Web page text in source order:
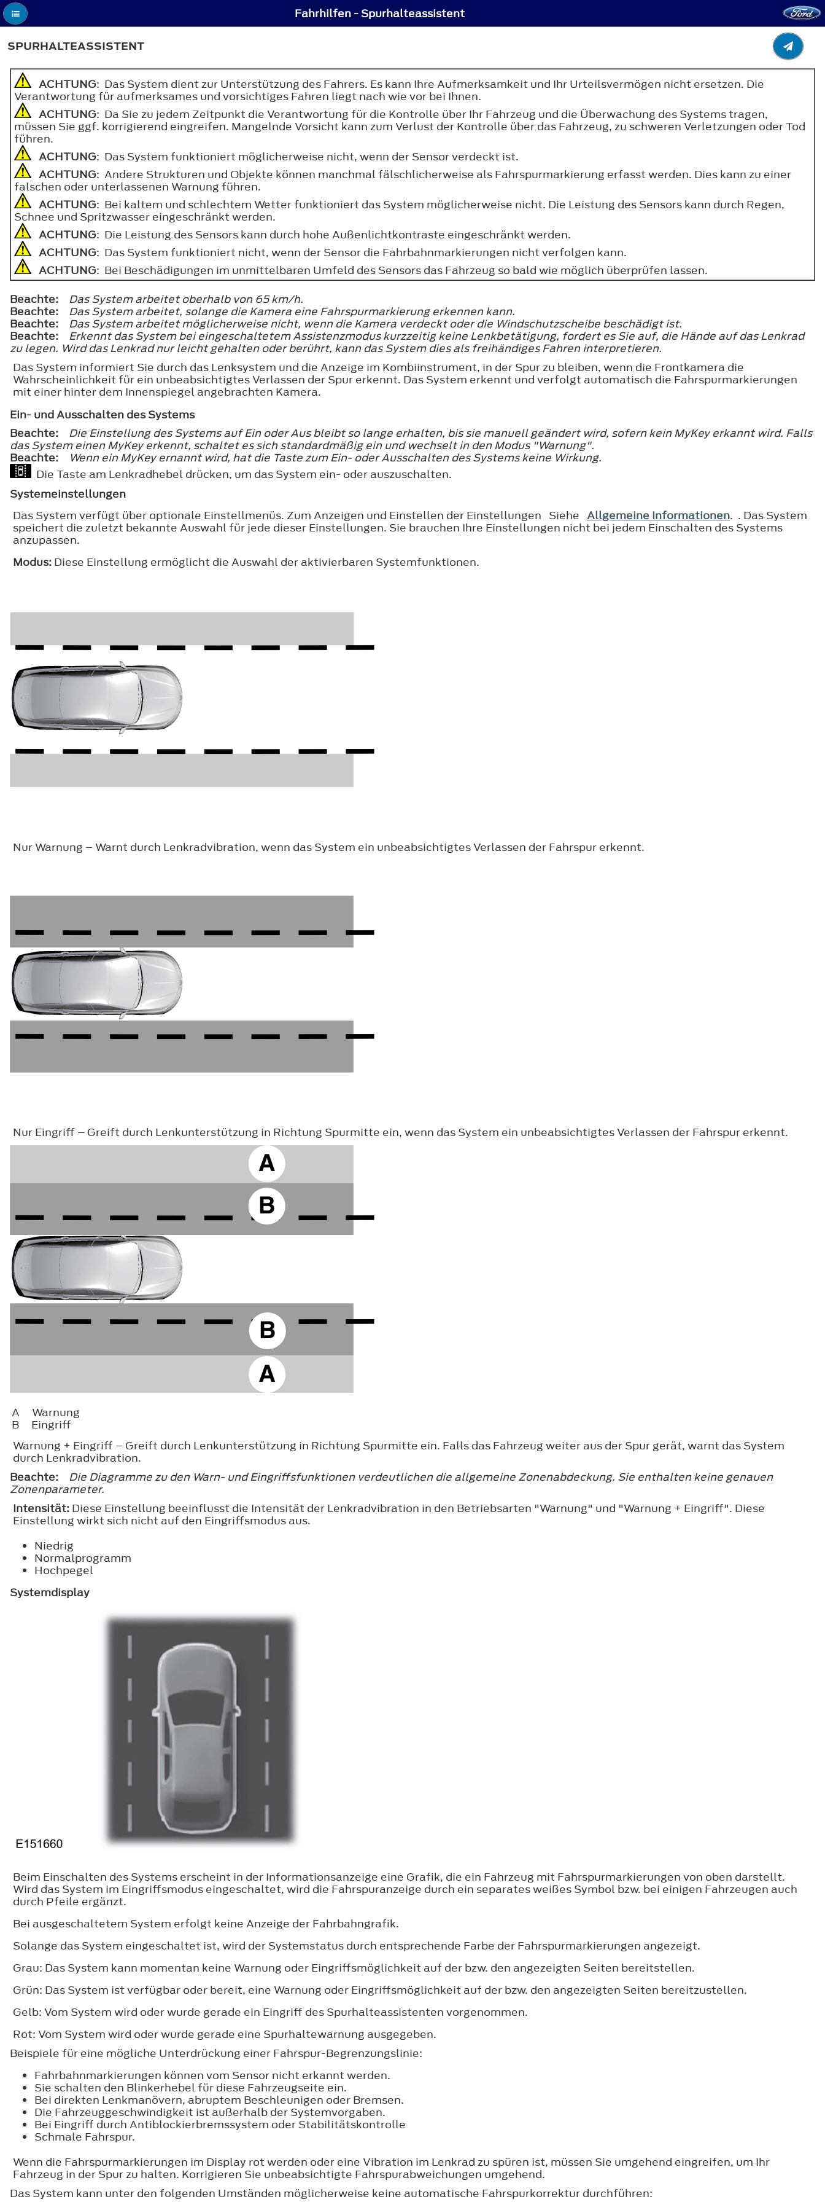
Fahrhilfen - Spurhalteassistent
SPURHALTEASSISTENT
ACHTUNG: Das System dient zur Unterstützung des Fahrers. Es kann Ihre Aufmerksamkeit und Ihr Urteilsvermögen nicht ersetzen. Die
Verantwortung für aufmerksames und vorsichtiges Fahren liegt nach wie vor bei Ihnen.
ACHTUNG: Da Sie zu jedem Zeitpunkt die Verantwortung für die Kontrolle über Ihr Fahrzeug und die Überwachung des Systems tragen,
müssen Sie ggf. korrigierend eingreifen. Mangelnde Vorsicht kann zum Verlust der Kontrolle über das Fahrzeug, zu schweren Verletzungen oder Tod
führen.
ACHTUNG: Das System funktioniert möglicherweise nicht, wenn der Sensor verdeckt ist.
ACHTUNG: Andere Strukturen und Objekte können manchmal fälschlicherweise als Fahrspurmarkierung erfasst werden. Dies kann zu einer
falschen oder unterlassenen Warnung führen.
ACHTUNG: Bei kaltem und schlechtem Wetter funktioniert das System möglicherweise nicht. Die Leistung des Sensors kann durch Regen,
Schnee und Spritzwasser eingeschränkt werden.
ACHTUNG: Die Leistung des Sensors kann durch hohe Außenlichtkontraste eingeschränkt werden.
ACHTUNG: Das System funktioniert nicht, wenn der Sensor die Fahrbahnmarkierungen nicht verfolgen kann.
ACHTUNG: Bei Beschädigungen im unmittelbaren Umfeld des Sensors das Fahrzeug so bald wie möglich überprüfen lassen.
Beachte:
Das System arbeitet oberhalb von 65 km/h.
Beachte:
Das System arbeitet, solange die Kamera eine Fahrspurmarkierung erkennen kann.
Beachte:
Das System arbeitet möglicherweise nicht, wenn die Kamera verdeckt oder die Windschutzscheibe beschädigt ist.
Beachte:
Erkennt das System bei eingeschaltetem Assistenzmodus kurzzeitig keine Lenkbetätigung, fordert es Sie auf, die Hände auf das Lenkrad
zu legen. Wird das Lenkrad nur leicht gehalten oder berührt, kann das System dies als freihändiges Fahren interpretieren.
Das System informiert Sie durch das Lenksystem und die Anzeige im Kombiinstrument, in der Spur zu bleiben, wenn die Frontkamera die
Wahrscheinlichkeit für ein unbeabsichtigtes Verlassen der Spur erkennt. Das System erkennt und verfolgt automatisch die Fahrspurmarkierungen
mit einer hinter dem Innenspiegel angebrachten Kamera.
Ein- und Ausschalten des Systems
Beachte:
Die Einstellung des Systems auf Ein oder Aus bleibt so lange erhalten, bis sie manuell geändert wird, sofern kein MyKey erkannt wird. Falls
das System einen MyKey erkennt, schaltet es sich standardmäßig ein und wechselt in den Modus "Warnung".
Beachte:
Wenn ein MyKey ernannt wird, hat die Taste zum Ein- oder Ausschalten des Systems keine Wirkung.
Die Taste am Lenkradhebel drücken, um das System ein- oder auszuschalten.
Systemeinstellungen
Das System verfügt über optionale Einstellmenüs. Zum Anzeigen und Einstellen der Einstellungen Siehe Allgemeine Informationen. . Das System
speichert die zuletzt bekannte Auswahl für jede dieser Einstellungen. Sie brauchen Ihre Einstellungen nicht bei jedem Einschalten des Systems
anzupassen.
Modus: Diese Einstellung ermöglicht die Auswahl der aktivierbaren Systemfunktionen.
Nur Warnung – Warnt durch Lenkradvibration, wenn das System ein unbeabsichtigtes Verlassen der Fahrspur erkennt.
Nur Eingriff – Greift durch Lenkunterstützung in Richtung Spurmitte ein, wenn das System ein unbeabsichtigtes Verlassen der Fahrspur erkennt.
A
Warnung
B
Eingriff
Warnung + Eingriff – Greift durch Lenkunterstützung in Richtung Spurmitte ein. Falls das Fahrzeug weiter aus der Spur gerät, warnt das System
durch Lenkradvibration.
Beachte:
Die Diagramme zu den Warn- und Eingriffsfunktionen verdeutlichen die allgemeine Zonenabdeckung. Sie enthalten keine genauen
Zonenparameter.
Intensität: Diese Einstellung beeinflusst die Intensität der Lenkradvibration in den Betriebsarten "Warnung" und "Warnung + Eingriff". Diese
Einstellung wirkt sich nicht auf den Eingriffsmodus aus.
Niedrig
Normalprogramm
Hochpegel
Systemdisplay
Beim Einschalten des Systems erscheint in der Informationsanzeige eine Grafik, die ein Fahrzeug mit Fahrspurmarkierungen von oben darstellt.
Wird das System im Eingriffsmodus eingeschaltet, wird die Fahrspuranzeige durch ein separates weißes Symbol bzw. bei einigen Fahrzeugen auch
durch Pfeile ergänzt.
Bei ausgeschaltetem System erfolgt keine Anzeige der Fahrbahngrafik.
Solange das System eingeschaltet ist, wird der Systemstatus durch entsprechende Farbe der Fahrspurmarkierungen angezeigt.
Grau: Das System kann momentan keine Warnung oder Eingriffsmöglichkeit auf der bzw. den angezeigten Seiten bereitstellen.
Grün: Das System ist verfügbar oder bereit, eine Warnung oder Eingriffsmöglichkeit auf der bzw. den angezeigten Seiten bereitzustellen.
Gelb: Vom System wird oder wurde gerade ein Eingriff des Spurhalteassistenten vorgenommen.
Rot: Vom System wird oder wurde gerade eine Spurhaltewarnung ausgegeben.
Beispiele für eine mögliche Unterdrückung einer Fahrspur-Begrenzungslinie:
Fahrbahnmarkierungen können vom Sensor nicht erkannt werden.
Sie schalten den Blinkerhebel für diese Fahrzeugseite ein.
Bei direkten Lenkmanövern, abruptem Beschleunigen oder Bremsen.
Die Fahrzeuggeschwindigkeit ist außerhalb der Systemvorgaben.
Bei Eingriff durch Antiblockierbremssystem oder Stabilitätskontrolle
Schmale Fahrspur.
Wenn die Fahrspurmarkierungen im Display rot werden oder eine Vibration im Lenkrad zu spüren ist, müssen Sie umgehend eingreifen, um Ihr
Fahrzeug in der Spur zu halten. Korrigieren Sie unbeabsichtigte Fahrspurabweichungen umgehend.
Das System kann unter den folgenden Umständen möglicherweise keine automatische Fahrspurkorrektur durchführen: